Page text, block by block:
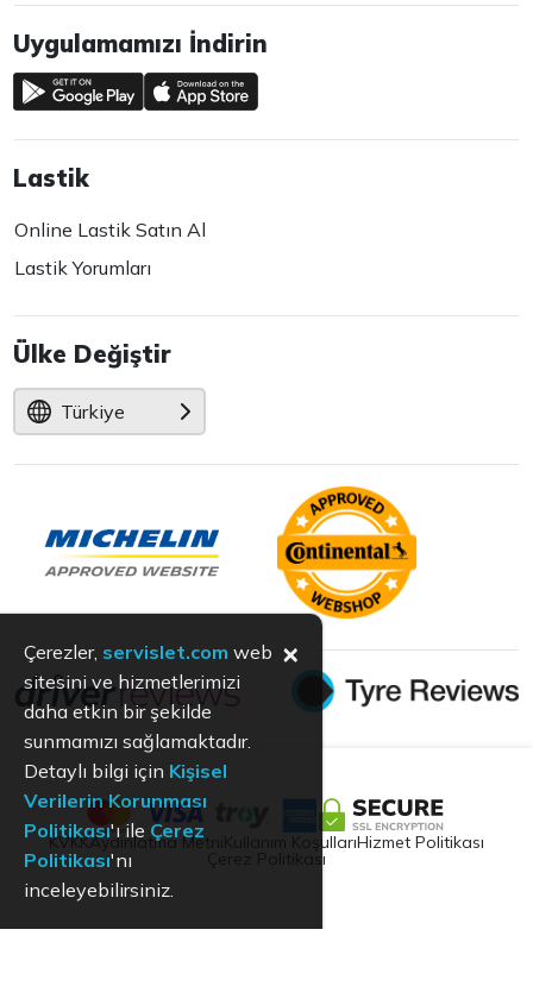
Uygulamamızı İndirin
Lastik
Online Lastik Satın Al
Lastik Yorumları
Ülke Değiştir
Türkiye
KVKKAydınlatma Metni Kullanım KoşullarıHizmet Politikası
Çerez Politikası
Çerezler, servislet.com web
sitesini ve hizmetlerimizi
daha etkin bir şekilde
sunmamızı sağlamaktadır.
Detaylı bilgi için Kişisel
Verilerin Korunması
Politikası'ı ile Çerez
Politikası'nı
inceleyebilirsiniz.
×